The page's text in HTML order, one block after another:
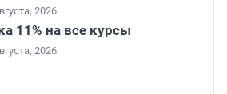
2026
11% на все курсы
2026